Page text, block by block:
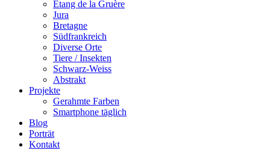
Etang de la Gruère
Jura
Bretagne
Südfrankreich
Diverse Orte
Tiere / Insekten
Schwarz-Weiss
Abstrakt
Projekte
Gerahmte Farben
Smartphone täglich
Blog
Porträt
Kontakt